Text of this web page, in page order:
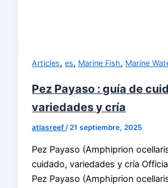
Articles,es, Marine Fish, Marine
Pez Payaso : guía de
variedades y cría
atlasreef/21 septiembre, 2025
Pez Payaso (Amphiprion
cuidado, variedades y cría
Pez Payaso (Amphiprion